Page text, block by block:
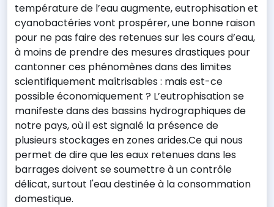
température de l’eau augmente, eutrophisation et
cyanobactéries vont prospérer, une bonne raison
pour ne pas faire des retenues sur les cours d’eau,
à moins de prendre des mesures drastiques pour
cantonner ces phénomènes dans des limites
scientifiquement maîtrisables : mais est-ce
possible économiquement ? L’eutrophisation se
manifeste dans des bassins hydrographiques de
notre pays, où il est signalé la présence de
plusieurs stockages en zones arides.Ce qui nous
permet de dire que les eaux retenues dans les
barrages doivent se soumettre à un contrôle
délicat, surtout l'eau destinée à la consommation
domestique.